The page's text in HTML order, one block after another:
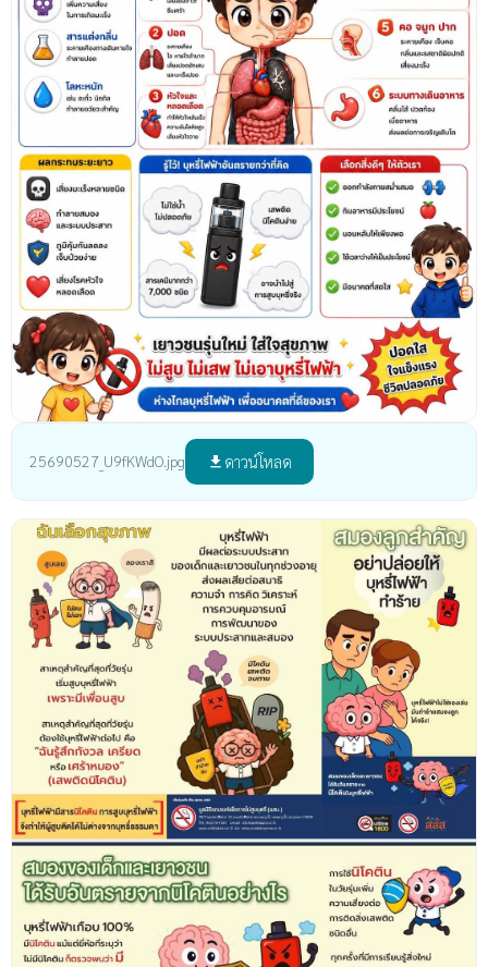
25690527_U9fKWdO.jpg file_download ดาวน์โหลด